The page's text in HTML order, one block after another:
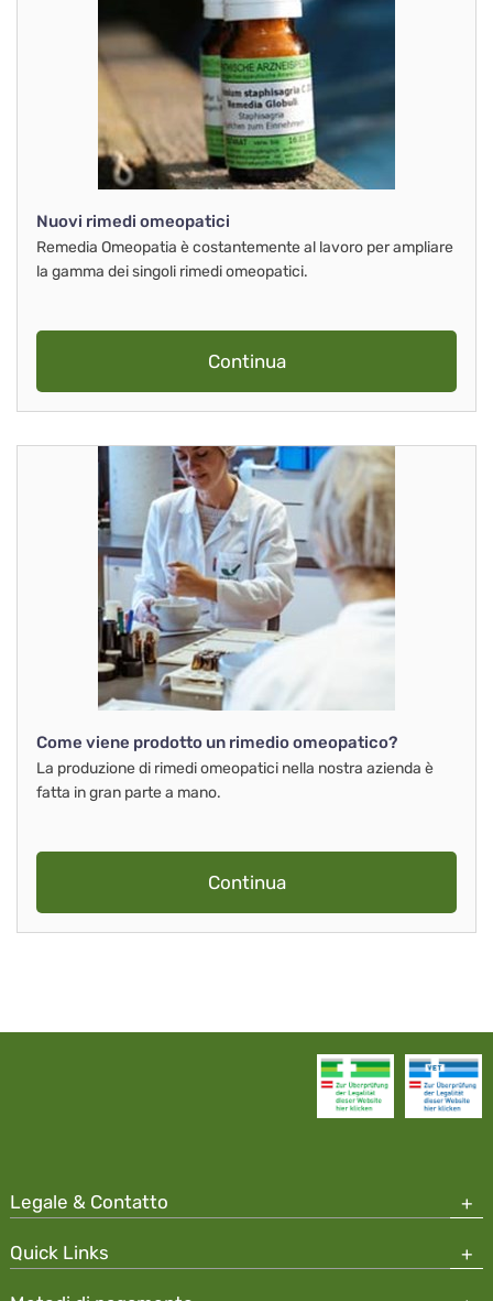
Nuovi rimedi omeopatici
Remedia Omeopatia è costantemente al lavoro per ampliare
la gamma dei singoli rimedi omeopatici.
Continua
Come viene prodotto un rimedio omeopatico?
La produzione di rimedi omeopatici nella nostra azienda è
fatta in gran parte a mano.
Continua
Legale & Contatto
Quick Links